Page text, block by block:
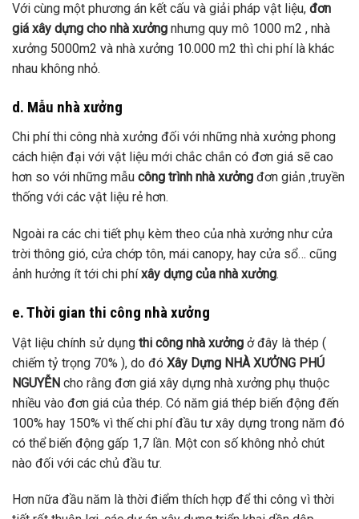
Với cùng một phương án kết cấu và giải pháp vật liệu, đơn
giá xây dựng cho nhà xưởng nhưng quy mô 1000 m2 , nhà
xưởng 5000m2 và nhà xưởng 10.000 m2 thì chi phí là khác
nhau không nhỏ.
d. Mẫu nhà xưởng
Chi phí thi công nhà xưởng đối với những nhà xưởng phong
cách hiện đại với vật liệu mới chắc chắn có đơn giá sẽ cao
hơn so với những mẫu công trình nhà xưởng đơn giản ,truyền
thống với các vật liệu rẻ hơn.
Ngoài ra các chi tiết phụ kèm theo của nhà xưởng như cửa
trời thông gió, cửa chớp tôn, mái canopy, hay cửa sổ… cũng
ảnh hưởng ít tới chi phíxây dựng của nhà xưởng.
e. Thời gian thi công nhà xưởng
Vật liệu chính sử dụng thi công nhà xưởng ở đây là thép (
chiếm tỷ trọng 70% ), do đó Xây Dựng NHÀ XƯỞNG PHÚ
NGUYỄN cho rằng đơn giá xây dựng nhà xưởng phụ thuộc
nhiều vào đơn giá của thép. Có năm giá thép biến động đến
100% hay 150% vì thế chi phí đầu tư xây dựng trong năm đó
có thể biến động gấp 1,7 lần. Một con số không nhỏ chút
nào đối với các chủ đầu tư.
Hơn nữa đầu năm là thời điểm thích hợp để thi công vì thời